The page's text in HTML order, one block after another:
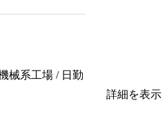
械系工場 / 日勤
詳細を表示